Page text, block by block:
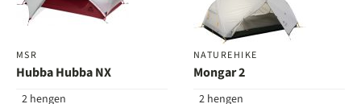
MSR
Hubba Hubba NX
2 hengen
NATUREHIKE
Mongar 2
2 hengen